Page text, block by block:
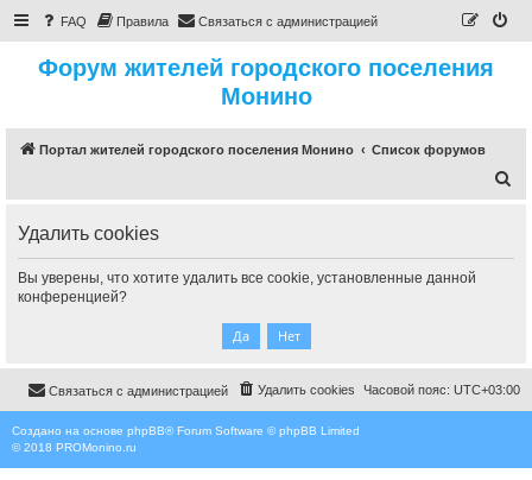
FAQ Правила Связаться с администрацией
Форум жителей городского поселения
Монино
Портал жителей городского поселения Монино
Список форумов
с
Удалить cookies
Вы уверены, что хотите удалить все cookie, установленные данной
конференцией?
Часовой пояс: UTC+03:00
Удалить cookies
Связаться с администрацией
Создано на основе phpBB® Forum Software © phpBB Limited
© 2018 PROMonino.ru